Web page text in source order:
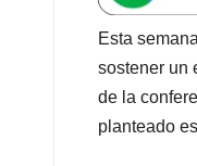
s
A
p
p
b
o
o
k
Esta
sostener un
de la
planteado